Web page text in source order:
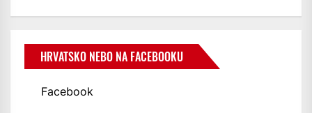
HRVATSKO NEBO NA FACEBOOKU
Facebook